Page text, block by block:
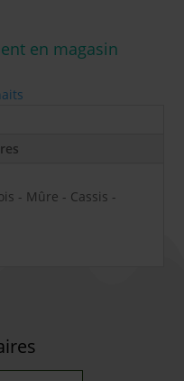
en magasin
- Mûre - Cassis -